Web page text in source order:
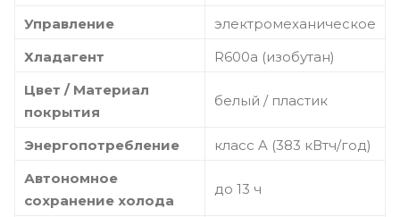
Управление
электромеханическое
Хладагент
R600a (изобутан)
Цвет / Материал
покрытия
белый / пластик
Энергопотребление
класс A (383 кВтч/год)
Автономное
сохранение холода
до 13 ч